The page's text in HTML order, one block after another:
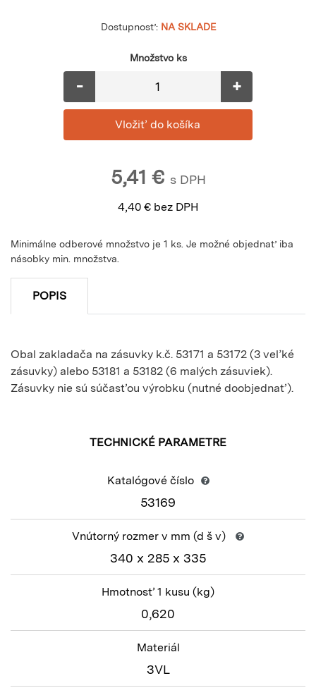
Dostupnosť: NA SKLADE
Množstvo ks
- +
5,41 € s DPH
4,40 € bez DPH
Minimálne odberové množstvo je 1 ks. Je možné objednať iba
násobky min. množstva.
POPIS
Obal zakladača na zásuvky k.č. 53171 a 53172 (3 veľké
zásuvky) alebo 53181 a 53182 (6 malých zásuviek).
Zásuvky nie sú súčasťou výrobku (nutné doobjednať).
TECHNICKÉ PARAMETRE
Katalógové číslo
53169
Vnútorný rozmer v mm (d š v)
340 x 285 x 335
Hmotnosť 1 kusu (kg)
0,620
Materiál
3VL